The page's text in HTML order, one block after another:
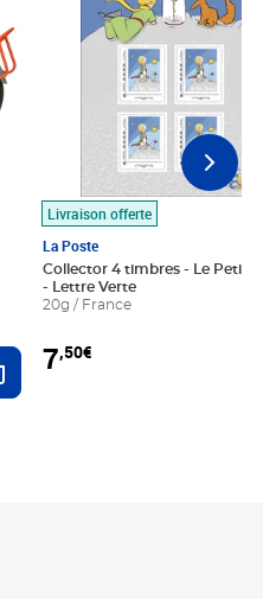
Ajouter au panier
Livraison offerte
La Poste
Collector 4 timbres - Le Petit
- Lettre Verte
20g / France
7,50€